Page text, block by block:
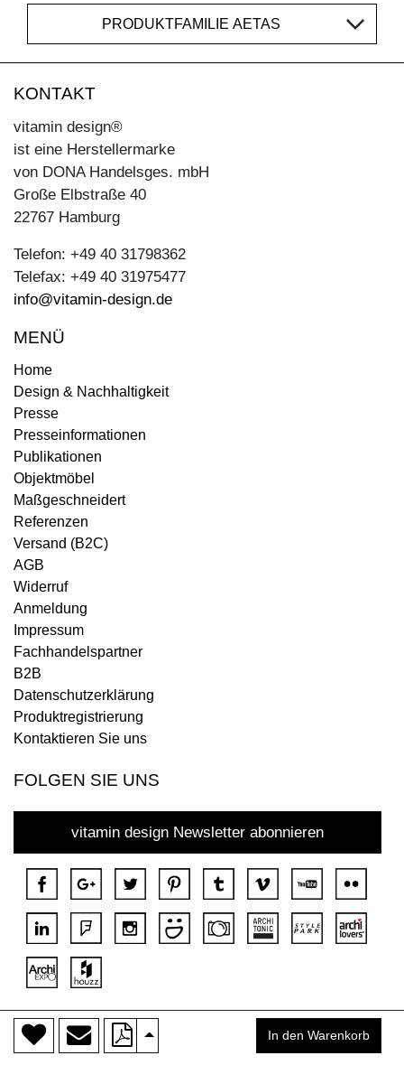
> In den Warenkorb
PRODUKTFAMILIE AETAS
KONTAKT
vitamin design®
ist eine Herstellermarke
von DONA Handelsges. mbH
Große Elbstraße 40
22767 Hamburg
Telefon: +49 40 31798362
Telefax: +49 40 31975477
info@vitamin-design.de
MENÜ
Home
Design & Nachhaltigkeit
Presse
Presseinformationen
Publikationen
Objektmöbel
Maßgeschneidert
Referenzen
Versand (B2C)
AGB
Widerruf
Anmeldung
Impressum
Fachhandelspartner
B2B
Datenschutzerklärung
Produktregistrierung
Kontaktieren Sie uns
FOLGEN SIE UNS
vitamin design Newsletter abonnieren
Copyright © 2018 DONA Alle Rechte vorbehalten.